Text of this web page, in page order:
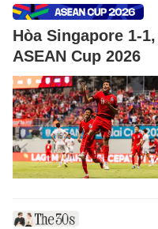
Hòa Singapore 1-
ASEAN Cup 2026